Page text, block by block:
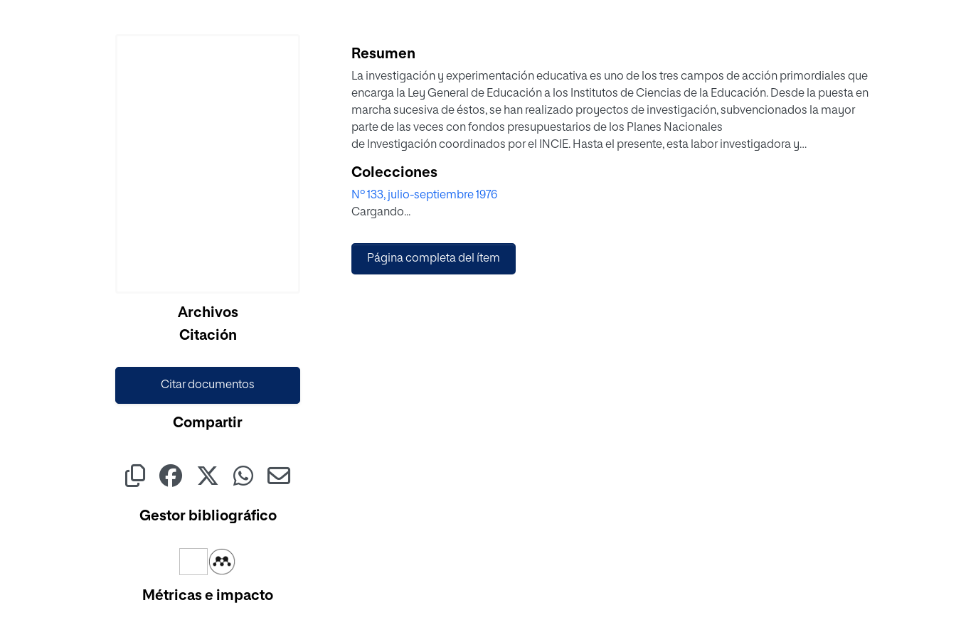
Archivos
Citación
Citar documentos
Compartir
Gestor bibliográfico
Métricas e impacto
Resumen
La investigación y experimentación educativa es uno de los tres campos de acción primordiales que
encarga la Ley General de Educación a los Institutos de Ciencias de la Educación. Desde la puesta en
marcha sucesiva de éstos, se han realizado proyectos de investigación, subvencionados la mayor
parte de las veces con fondos presupuestarios de los Planes Nacionales
de Investigación coordinados por el INCIE. Hasta el presente, esta labor investigadora y
las que se mueve el quehacer de los Institutos de Ciencias de la Educación, a lo que se suma la
carencia en muchas ocasiones de personal investigador especializado y de un marco adecuado que
promueva la citada especialización. Tampoco la labor de coordinación del CENIDE e INCIE ha sido
similares a las sufridas por los propios Institutos de Ciencias de la Educación.
Colecciones
Nº 133, julio-septiembre 1976
Cargando...
Página completa del ítem